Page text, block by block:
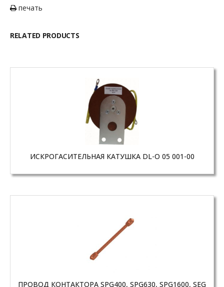
печать
RELATED PRODUCTS
ИСКРОГАСИТЕЛЬНАЯ КАТУШКА DL-O 05 001-00
ПРОВОД КОНТАКТОРА SPG400, SPG630, SPG1600, SEG